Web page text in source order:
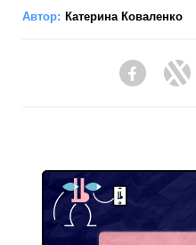
Автор: Катерина Коваленко
Facebook